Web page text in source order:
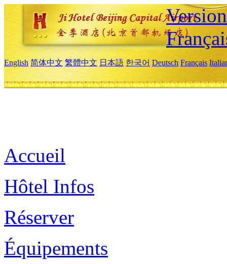
English 简体中文 繁體中文 日本語 한국어 Deutsch Français
Accueil
Hôtel Infos
Réserver
Équipements